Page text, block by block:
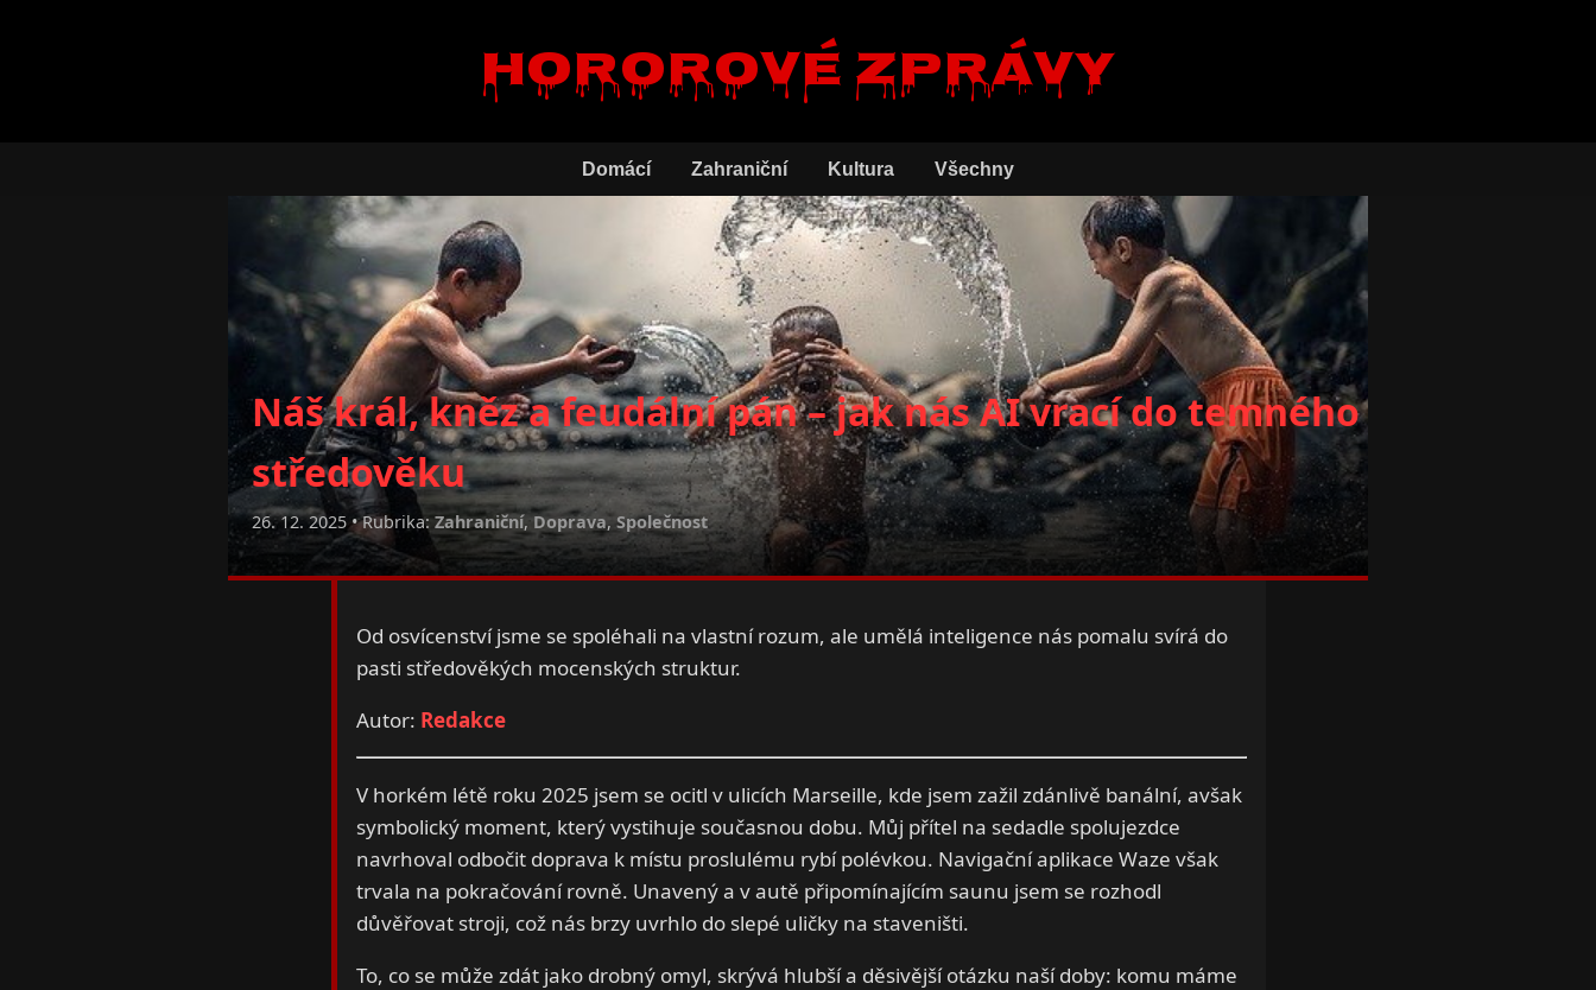
Hororové zprávy
Domácí Zahraniční Kultura Všechny
Náš král, kněz a feudální pán – jak nás AI vrací do temného
středověku
26. 12. 2025 • Rubrika:Zahraniční, Doprava, Společnost
Od osvícenství jsme se spoléhali na vlastní rozum, ale umělá inteligence nás pomalu svírá do
pasti středověkých mocenských struktur.
Autor: Redakce
V horkém létě roku 2025 jsem se ocitl v ulicích Marseille, kde jsem zažil zdánlivě banální, avšak
symbolický moment, který vystihuje současnou dobu. Můj přítel na sedadle spolujezdce
navrhoval odbočit doprava k místu proslulému rybí polévkou. Navigační aplikace Waze však
trvala na pokračování rovně. Unavený a v autě připomínajícím saunu jsem se rozhodl
důvěřovat stroji, což nás brzy uvrhlo do slepé uličky na staveništi.
To, co se může zdát jako drobný omyl, skrývá hlubší a děsivější otázku naší doby: komu máme